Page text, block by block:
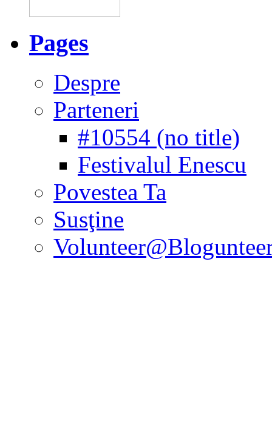
Pages
Despre
Parteneri
#10554 (no title)
Festivalul Enescu
Povestea Ta
Susţine